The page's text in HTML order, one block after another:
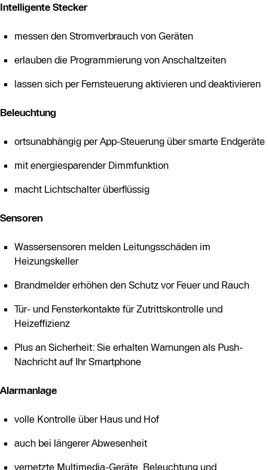
Intelligente Stecker
messen den Stromverbrauch von Geräten
erlauben die Programmierung von Anschaltzeiten
lassen sich per Fernsteuerung aktivieren und deaktivieren
Beleuchtung
ortsunabhängig per App-Steuerung über smarte Endgeräte
mit energiesparender Dimmfunktion
macht Lichtschalter überflüssig
Sensoren
Wassersensoren melden Leitungsschäden im
Heizungskeller
Brandmelder erhöhen den Schutz vor Feuer und Rauch
Tür- und Fensterkontakte für Zutrittskontrolle und
Heizeffizienz
Plus an Sicherheit: Sie erhalten Warnungen als Push-
Nachricht auf Ihr Smartphone
Alarmanlage
volle Kontrolle über Haus und Hof
auch bei längerer Abwesenheit
vernetzte Multimedia-Geräte, Beleuchtung und